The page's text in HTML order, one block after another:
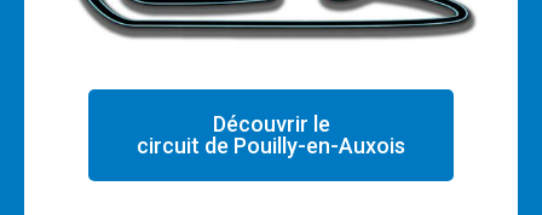
Découvrir le
circuit de Pouilly-en-Auxois